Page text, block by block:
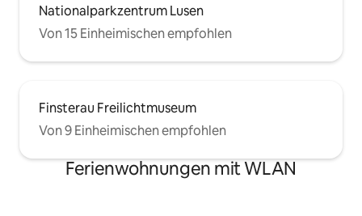
Nationalparkzentrum Lusen
Von 15 Einheimischen empfohlen
Finsterau Freilichtmuseum
Von 9 Einheimischen empfohlen
Ferienwohnungen mit WLAN